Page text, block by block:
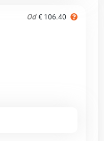
Od € 106.40